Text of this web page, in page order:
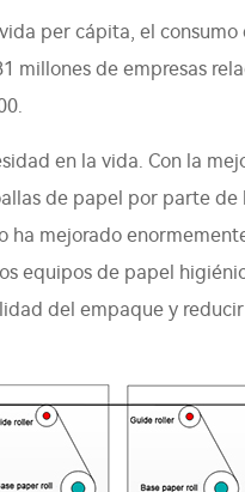
per cápita, el
millones de empresas
en la vida. Con la
de papel por parte
mejorado
equipos de papel
del empaque y